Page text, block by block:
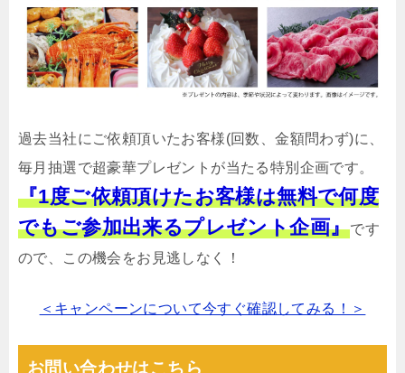
過去当社にご依頼頂いたお客様(回数、金額問わず)に、
毎月抽選で超豪華プレゼントが当たる特別企画です。
『1度ご依頼頂けたお客様は無料で何度
でもご参加出来るプレゼント企画』です
ので、この機会をお見逃しなく！
＜キャンペーンについて今すぐ確認してみる！＞
お問い合わせはこちら